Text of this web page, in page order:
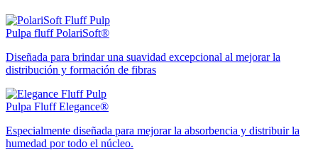
Pulpa fluff PolariSoft®
Diseñada para brindar una suavidad excepcional al mejorar la
distribución y formación de fibras
Pulpa Fluff Elegance®
Especialmente diseñada para mejorar la absorbencia y distribuir la
humedad por todo el núcleo.